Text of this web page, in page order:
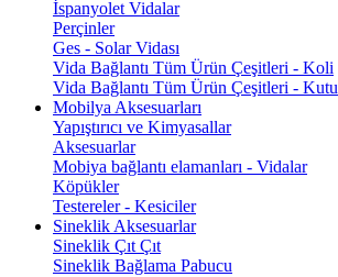
İspanyolet Vidalar
Perçinler
Ges - Solar Vidası
Vida Bağlantı Tüm Ürün Çeşitleri - Koli
Vida Bağlantı Tüm Ürün Çeşitleri - Kutu
Mobilya Aksesuarları
Yapıştırıcı ve Kimyasallar
Aksesuarlar
Mobiya bağlantı elamanları - Vidalar
Köpükler
Testereler - Kesiciler
Sineklik Aksesuarlar
Sineklik Çıt Çıt
Sineklik Bağlama Pabucu